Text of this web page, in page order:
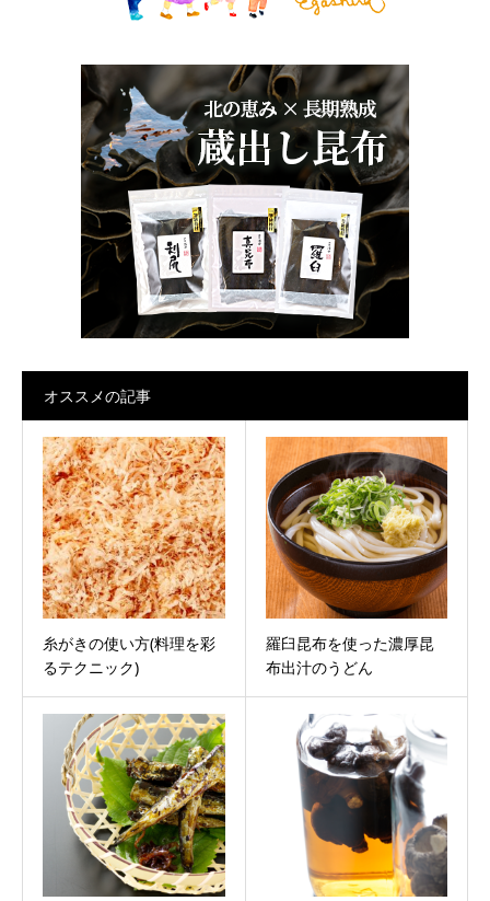
オススメの記事
糸がきの使い方(料理を彩
るテクニック)
羅臼昆布を使った濃厚昆
布出汁のうどん